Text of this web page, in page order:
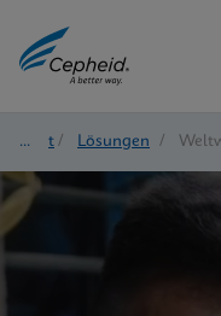
Start / Lösungen /